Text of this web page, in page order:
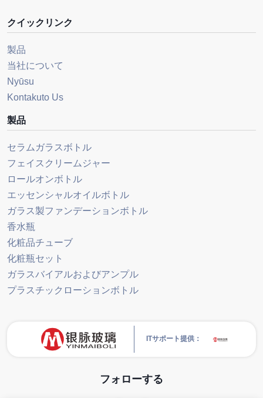
クイックリンク
製品
当社について
Nyūsu
Kontakuto Us
製品
セラムガラスボトル
フェイスクリームジャー
ロールオンボトル
エッセンシャルオイルボトル
ガラス製ファンデーションボトル
香水瓶
化粧品チューブ
化粧瓶セット
ガラスバイアルおよびアンプル
プラスチックローションボトル
ITサポート提供：
フォローする